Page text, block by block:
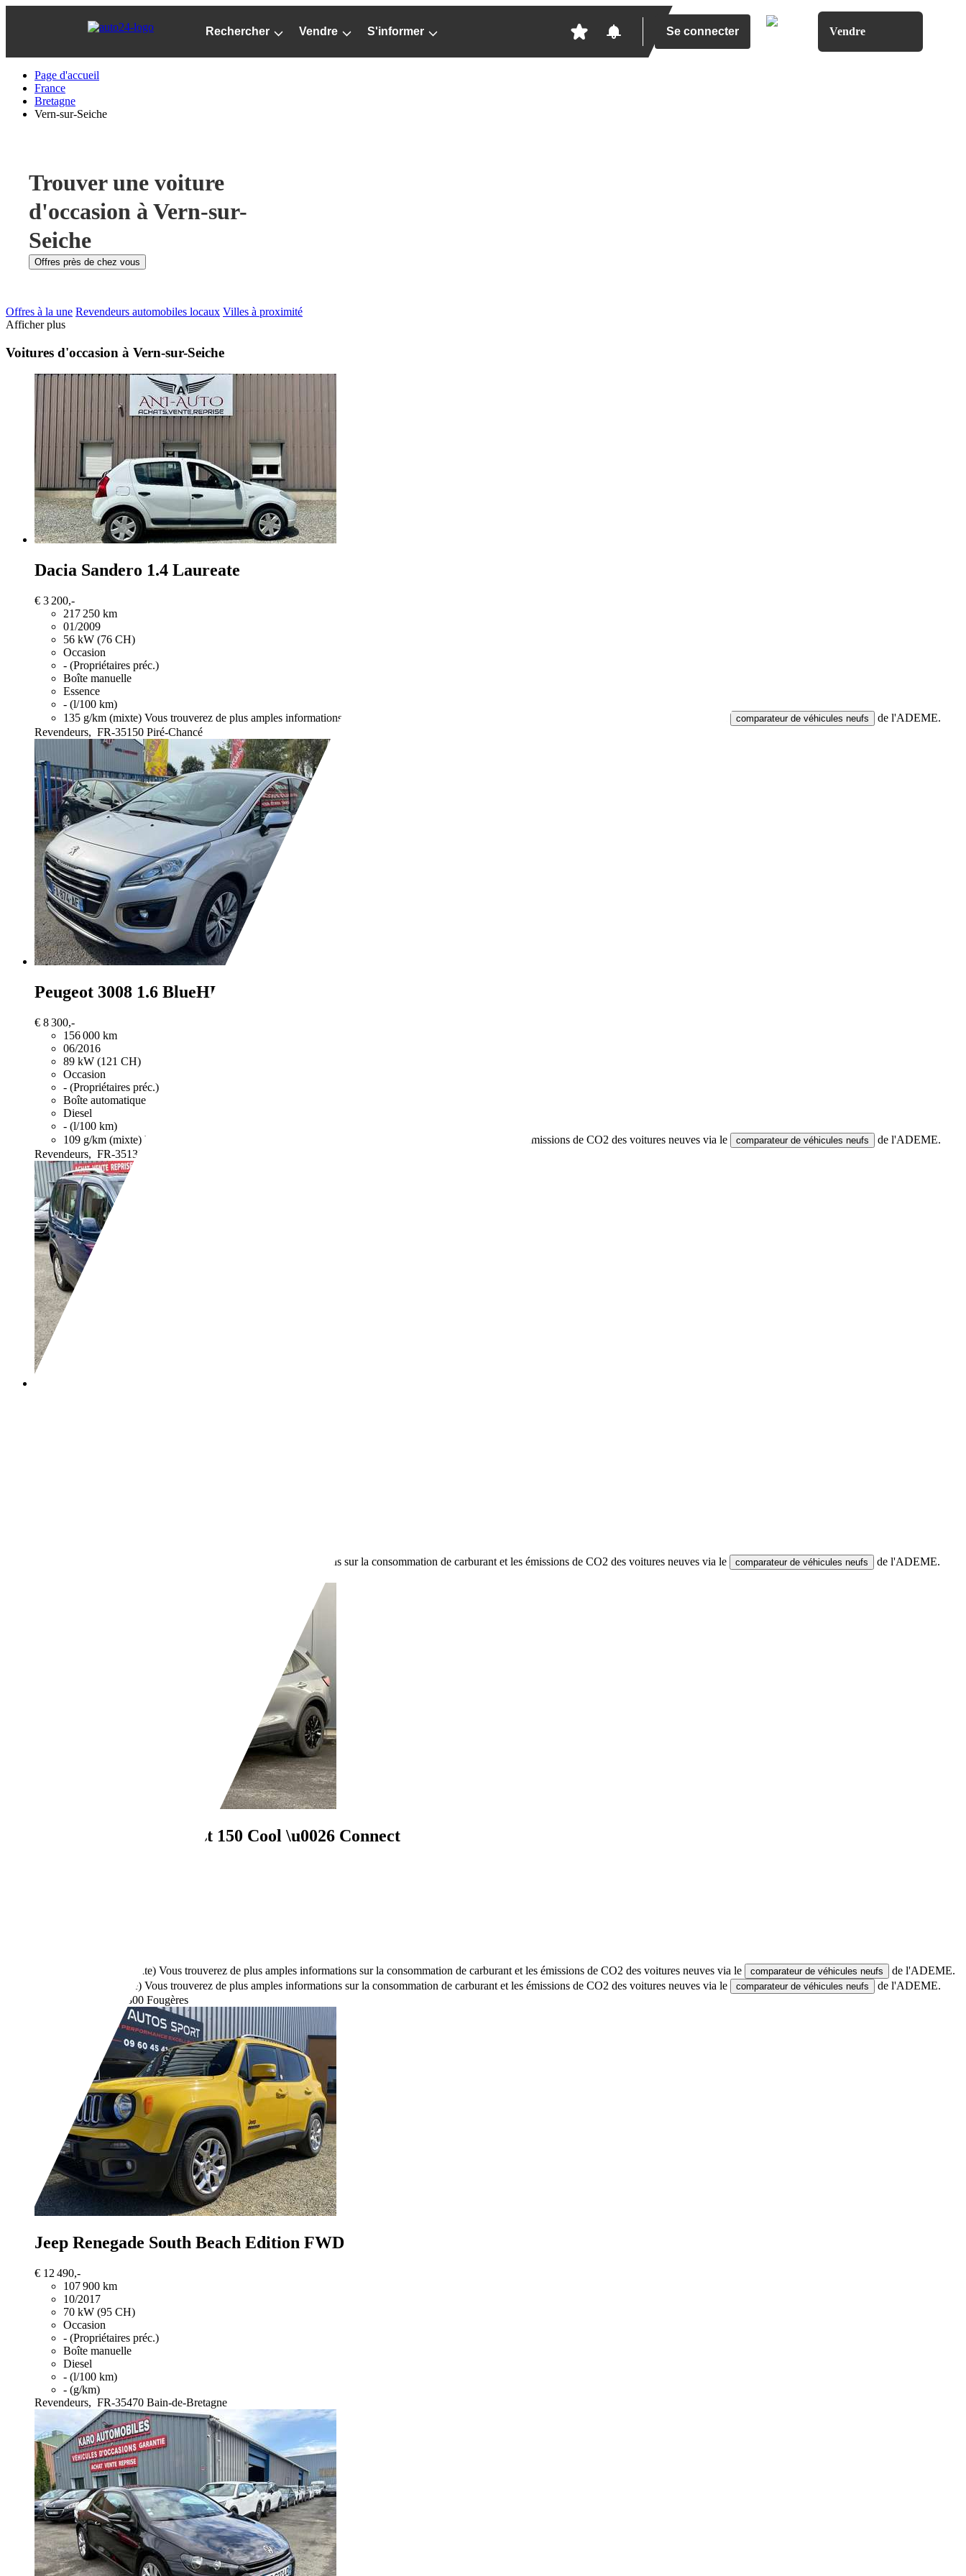
Rechercher Vendre S'informer Se connecter Vendre
Page d'accueil
France
Bretagne
Vern-sur-Seiche
Trouver une voiture
d'occasion à Vern-sur-
Seiche
Offres près de chez vous
Offres à la une Revendeurs automobiles locaux Villes à proximité
Afficher plus
Voitures d'occasion à Vern-sur-Seiche
Dacia Sandero 1.4 Laureate
€ 3 200,-
217 250 km
01/2009
56 kW (76 CH)
Occasion
- (Propriétaires préc.)
Boîte manuelle
Essence
- (l/100 km)
135 g/km (mixte) Vous trouverez de plus amples informations sur la consommation de carburant et les émissions de CO2 des voitures neuves via le comparateur de véhicules neufs
de l'ADEME.
Revendeurs, FR-35150 Piré-Chancé
Peugeot 3008 1.6 BlueHDi 120ch Allure EAT6
€ 8 300,-
156 000 km
06/2016
89 kW (121 CH)
Occasion
- (Propriétaires préc.)
Boîte automatique
Diesel
- (l/100 km)
109 g/km (mixte) Vous trouverez de plus amples informations sur la consommation de carburant et les émissions de CO2 des voitures neuves via le comparateur de véhicules neufs
de l'ADEME.
Revendeurs, FR-35137 Bédée
Vous trouverez de plus amples informations sur la consommation de carburant et les émissions de CO2 des voitures neuves via le comparateur de véhicules neufs
de l'ADEME.
1.5 Ecoboost 150 Cool \u0026 Connect
5,6 l/100 km (mixte) Vous trouverez de plus amples informations sur la consommation de carburant et les émissions de CO2 des voitures neuves via le comparateur de véhicules neufs
de l'ADEME.
149 g/km (mixte) Vous trouverez de plus amples informations sur la consommation de carburant et les émissions de CO2 des voitures neuves via le comparateur de véhicules neufs
de l'ADEME.
FR-35300 Fougères
Jeep Renegade South Beach Edition FWD
€ 12 490,-
107 900 km
10/2017
70 kW (95 CH)
Occasion
- (Propriétaires préc.)
Boîte manuelle
Diesel
- (l/100 km)
- (g/km)
Revendeurs, FR-35470 Bain-de-Bretagne